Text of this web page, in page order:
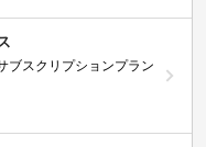
ブスクリプションプラン